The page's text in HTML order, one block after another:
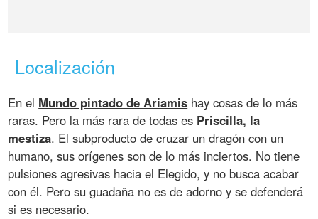
Localización
En el Mundo pintado de Ariamis hay cosas de lo más
raras. Pero la más rara de todas es Priscilla, la
mestiza. El subproducto de cruzar un dragón con un
humano, sus orígenes son de lo más inciertos. No tiene
pulsiones agresivas hacia el Elegido, y no busca acabar
con él. Pero su guadaña no es de adorno y se defenderá
si es necesario.